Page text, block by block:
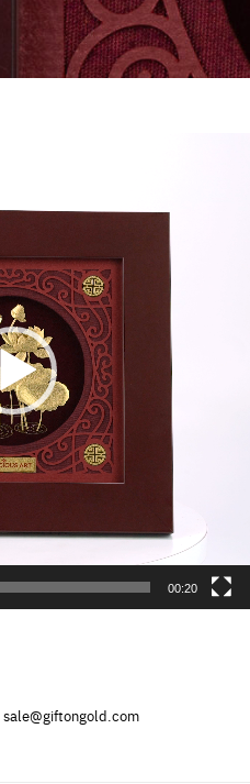
00:20
sale@giftongold.com